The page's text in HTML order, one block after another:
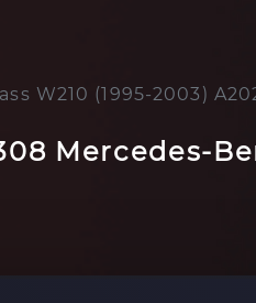
W210 (1995-2003)
Mercedes-